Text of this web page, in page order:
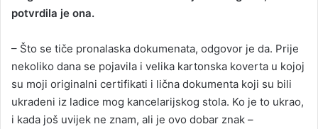
potvrdila je ona.
– Što se tiče pronalaska dokumenata, odgovor je da. Prije
nekoliko dana se pojavila i velika kartonska koverta u kojoj
su moji originalni certifikati i lična dokumenta koji su bili
ukradeni iz ladice mog kancelarijskog stola. Ko je to ukrao,
i kada još uvijek ne znam, ali je ovo dobar znak –